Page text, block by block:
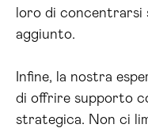
loro di concentrarsi
aggiunto.
Infine, la nostra
di offrire supporto
strategica. Non ci